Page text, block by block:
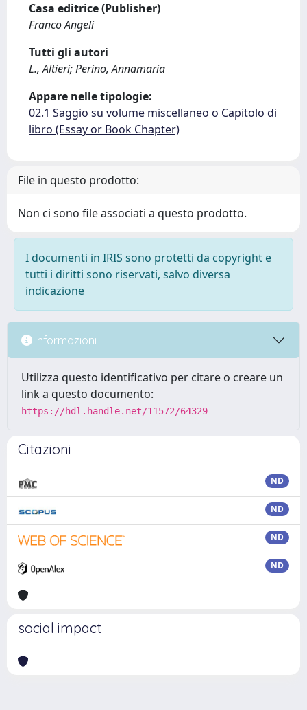
Casa editrice (Publisher)
Franco Angeli
Tutti gli autori
L., Altieri; Perino, Annamaria
Appare nelle tipologie:
02.1 Saggio su volume miscellaneo o Capitolo di
libro (Essay or Book Chapter)
File in questo prodotto:
Non ci sono file associati a questo prodotto.
I documenti in IRIS sono protetti da copyright e
tutti i diritti sono riservati, salvo diversa
indicazione
Informazioni
Utilizza questo identificativo per citare o creare un
link a questo documento:
https://hdl.handle.net/11572/64329
Citazioni
ND
ND
ND
ND
social impact